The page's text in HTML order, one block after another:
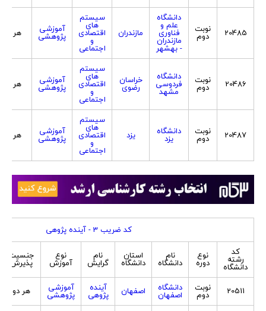
20485 نوبت
دوم
دانشگاه
علم و
فناوری
مازندران
- بهشهر
مازندران
سیستم
های
اقتصادی
و
اجتماعی
آموزشی
پژوهشی هر دو
20486 نوبت
دوم
دانشگاه
فردوسی
مشهد
خراسان
رضوی
سیستم
های
اقتصادی
و
اجتماعی
آموزشی
پژوهشی هر دو
20487 نوبت
دوم
دانشگاه
یزد یزد
سیستم
های
اقتصادی
و
اجتماعی
آموزشی
پژوهشی هر دو
کد ضریب 3 - آینده پژوهی
کد
رشته
دانشگاه
نوع
دوره
نام
دانشگاه
استان
دانشگاه
نام
گرایش
نوع
آموزش
جنسیت
پذیرش
20511 نوبت
دوم
دانشگاه
اصفهان اصفهان آینده
پژوهی
آموزشی
پژوهشی هر دو